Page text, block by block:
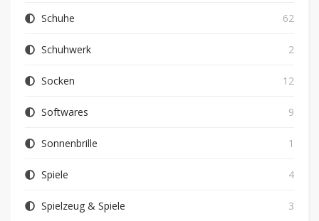
Schuhe 62
Schuhwerk 2
Socken 12
Softwares 9
Sonnenbrille 1
Spiele 4
Spielzeug & Spiele 3